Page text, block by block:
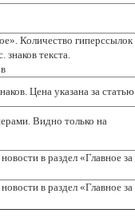
Количество гиперссылок
знаков текста.
Цена указана за статью
Видно только на
в раздел «Главное за
в раздел «Главное за